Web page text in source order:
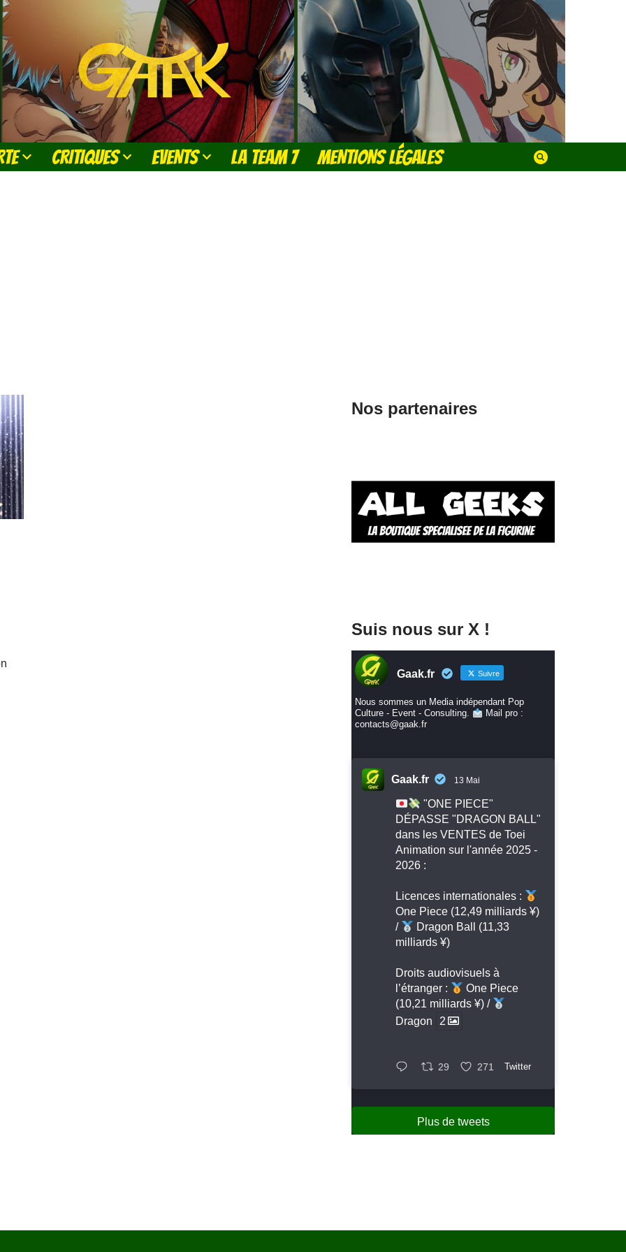
CRITIQUES EVENTS LA TEAM 7 MENTIONS LÉGALES
Nos partenaires
Suis nous sur X !
Gaak.fr Suivre
Nous sommes un Media indépendant Pop
Culture - Event - Consulting.
Mail pro :
contacts@gaak.fr
Gaak.fr 13 Mai
"ONE PIECE"
DÉPASSE "DRAGON BALL"
dans les VENTES de Toei
Animation sur l'année 2025 -
2026 :
Licences internationales :
One Piece (12,49 milliards ¥)
/
Dragon Ball (11,33
milliards ¥)
Droits audiovisuels à
l’étranger :
One Piece
(10,21 milliards ¥) /
Dragon
2
29 271 Twitter
Plus de tweets